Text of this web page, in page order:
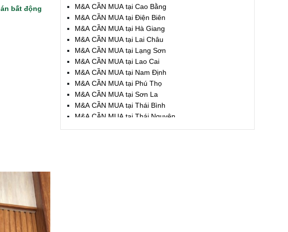
bất động
M&A CẦN MUA tại Cao Bằng
M&A CẦN MUA tại Điện Biên
M&A CẦN MUA tại Hà Giang
M&A CẦN MUA tại Lai Châu
M&A CẦN MUA tại Lạng Sơn
M&A CẦN MUA tại Lao Cai
M&A CẦN MUA tại Nam Định
M&A CẦN MUA tại Phú Thọ
M&A CẦN MUA tại Sơn La
M&A CẦN MUA tại Thái Bình
M&A CẦN MUA tại Thái Nguyên